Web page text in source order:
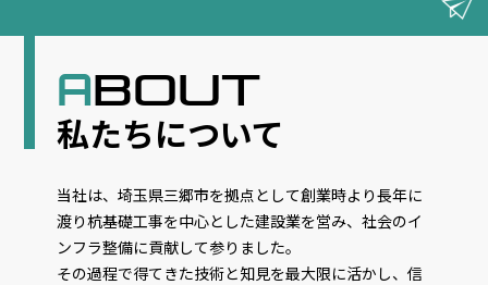
ABOUT
私たちについて
当社は、埼玉県三郷市を拠点として創業時より長年に
渡り杭基礎工事を中心とした建設業を営み、社会のイ
ンフラ整備に貢献して参りました。
その過程で得てきた技術と知見を最大限に活かし、信